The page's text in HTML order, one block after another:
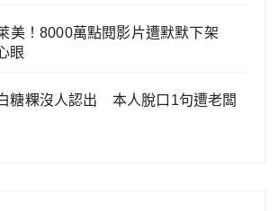
美！8000萬點閱影片遭默默下架
眼
糖粿沒人認出 本人脫口1句遭老闆